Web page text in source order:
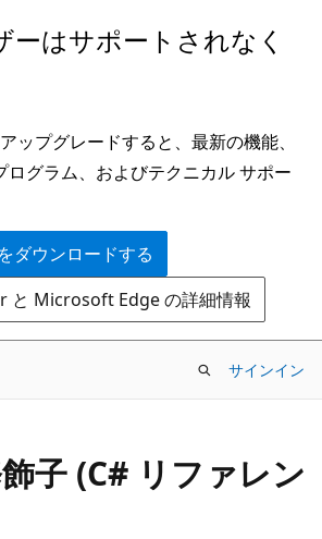
ーはサポートされなく
ップグレードすると、最新の機能、
ログラム、およびテクニカル サポー
ダウンロードする
Microsoft Edge の詳細情報
サインイン
子 (C# リファレン